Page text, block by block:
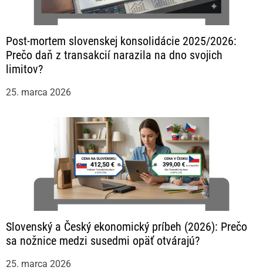
Post-mortem slovenskej konsolidácie 2025/2026:
Prečo daň z transakcií narazila na dno svojich
limitov?
25. marca 2026
Slovenský a Český ekonomický príbeh (2026): Prečo
sa nožnice medzi susedmi opäť otvárajú?
25. marca 2026